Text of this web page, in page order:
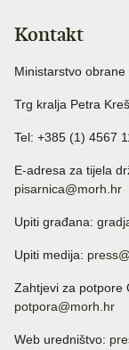
Kontakt
Ministarstvo
Trg kralja Petra
Tel: +385 (1) 4567
E-adresa za tijela
pisarnica@morh.hr
Upiti građana:
Upiti medija:
Zahtjevi za potpore
potpora@morh.hr
Web uredništvo: